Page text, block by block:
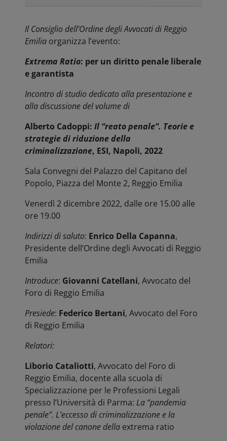
Il Consiglio dell’Ordine degli Avvocati di Reggio
Emilia organizza l’evento:
Extrema Ratio: per un diritto penale liberale
e garantista
Incontro di studio dedicato alla presentazione e
alla discussione del volume di
Alberto Cadoppi:Il “reato penale”. Teorie e
strategie di riduzione della
criminalizzazione, ESI, Napoli, 2022
Sala Convegni del Palazzo del Capitano del
Popolo, Piazza del Monte 2, Reggio Emilia
Venerdì 2 dicembre 2022, dalle ore 15.00 alle
ore 19.00
Indirizzi di saluto: Enrico Della Capanna,
Presidente dell’Ordine degli Avvocati di Reggio
Emilia
Introduce: Giovanni Catellani, Avvocato del
Foro di Reggio Emilia
Presiede: Federico Bertani, Avvocato del Foro
di Reggio Emilia
Relatori:
Liborio Cataliotti, Avvocato del Foro di
Reggio Emilia, docente alla scuola di
Specializzazione per le Professioni Legali
presso l’Università di Parma:La “pandemia
penale”. L’eccesso di criminalizzazione e la
violazione del canone della extrema ratio